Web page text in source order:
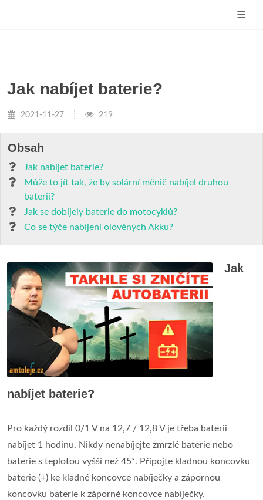
Jak nabíjet baterie?
2021-11-27 219
Obsah
Jak nabíjet baterie?
Může to jít tak, že by solární měnič nabíjel druhou
baterii?
Jak se dobíjely baterie do motocyklů?
Co se týče nabíjení olověných Akku?
Jak
nabíjet baterie?
Pro každý rozdíl 0/1 V na 12,7 / 12,8 V je třeba baterii
nabíjet 1 hodinu. Nikdy nenabíjejte zmrzlé baterie nebo
baterie s teplotou vyšší než 45˚. Připojte kladnou koncovku
baterie (+) ke kladné koncovce nabíječky a zápornou
koncovku baterie k záporné koncovce nabíječky.